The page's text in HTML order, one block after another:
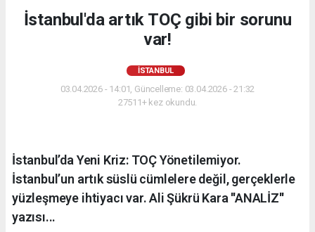
İstanbul'da artık TOÇ gibi bir sorunu
var!
İSTANBUL
03.04.2026 - 14:01, Güncelleme: 03.04.2026 - 21:32
27511+ kez okundu.
İstanbul’da Yeni Kriz: TOÇ Yönetilemiyor.
İstanbul’un artık süslü cümlelere değil, gerçeklerle
yüzleşmeye ihtiyacı var. Ali Şükrü Kara ''ANALİZ''
yazısı...